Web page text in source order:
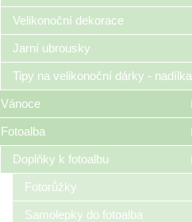
Velikonoční dekorace
Jarní ubrousky
Tipy na velikonoční dárky - nadílka
Vánoce
Fotoalba
Doplňky k fotoalbu
Fotorůžky
Samolepky do fotoalba